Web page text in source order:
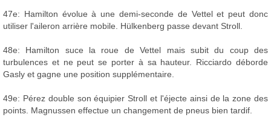
47e: Hamilton évolue à une demi-seconde de Vettel et peut donc
utiliser l'aileron arrière mobile. Hülkenberg passe devant Stroll.
48e: Hamilton suce la roue de Vettel mais subit du coup des
turbulences et ne peut se porter à sa hauteur. Ricciardo déborde
Gasly et gagne une position supplémentaire.
49e: Pérez double son équipier Stroll et l'éjecte ainsi de la zone des
points. Magnussen effectue un changement de pneus bien tardif.